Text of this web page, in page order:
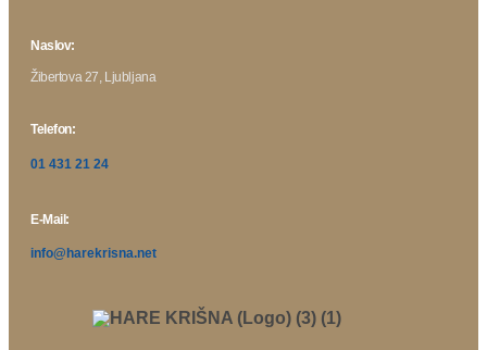
Naslov:
Žibertova 27, Ljubljana
Telefon:
01 431 21 24
E-Mail:
info@harekrisna.net